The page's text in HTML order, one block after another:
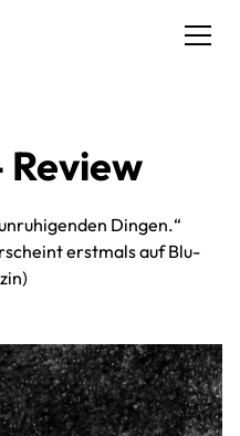
Review
Dingen.“
erstmals auf Blu-